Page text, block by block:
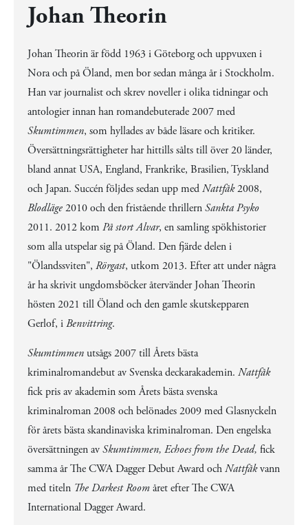
Johan Theorin
Johan Theorin är född 1963 i Göteborg och uppvuxen i
Nora och på Öland, men bor sedan många år i Stockholm.
Han var journalist och skrev noveller i olika tidningar och
antologier innan han romandebuterade 2007 med
Skumtimmen, som hyllades av både läsare och kritiker.
Översättningsrättigheter har hittills sålts till över 20 länder,
bland annat USA, England, Frankrike, Brasilien, Tyskland
och Japan. Succén följdes sedan upp medNattfåk2008,
Blodläge2010 och den fristående thrillernSankta Psyko
2011. 2012 kom På stort Alvar, en samling spökhistorier
som alla utspelar sig på Öland. Den fjärde delen i
"Ölandssviten", Rörgast, utkom 2013. Efter att under några
år ha skrivit ungdomsböcker återvänder Johan Theorin
hösten 2021 till Öland och den gamle skutskepparen
Gerlof, iBenvittring.
Skumtimmenutsågs 2007 till Årets bästa
kriminalromandebut av Svenska deckarakademin. Nattfåk
fick pris av akademin som Årets bästa svenska
kriminalroman 2008 och belönades 2009 med Glasnyckeln
för årets bästa skandinaviska kriminalroman. Den engelska
översättningen avSkumtimmen, Echoes from the Dead, fick
samma år The CWA Dagger Debut Award ochNattfåkvann
med titeln The Darkest Roomåret efter The CWA
International Dagger Award.